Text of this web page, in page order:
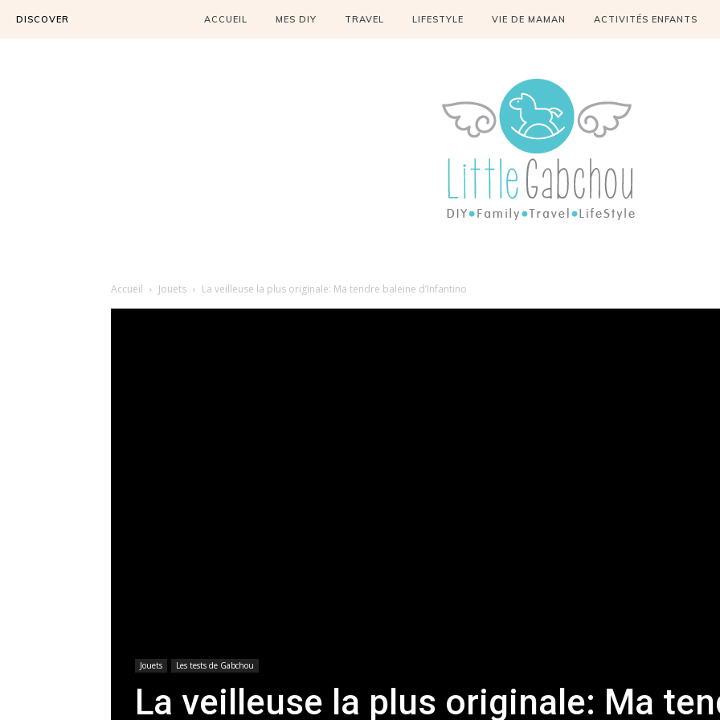
DISCOVER ACCUEIL MES DIY TRAVEL LIFESTYLE VIE DE MAMAN ACTIVITÉS ENFANTS
Accueil Jouets La veilleuse la plus originale: Ma tendre baleine d’Infantino
Jouets Les tests de Gabchou
La veilleuse la plus originale: Ma